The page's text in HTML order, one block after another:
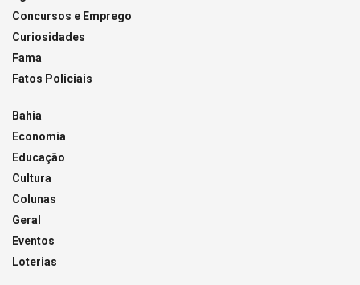
Concursos e Emprego
Curiosidades
Fama
Fatos Policiais
Bahia
Economia
Educação
Cultura
Colunas
Geral
Eventos
Loterias